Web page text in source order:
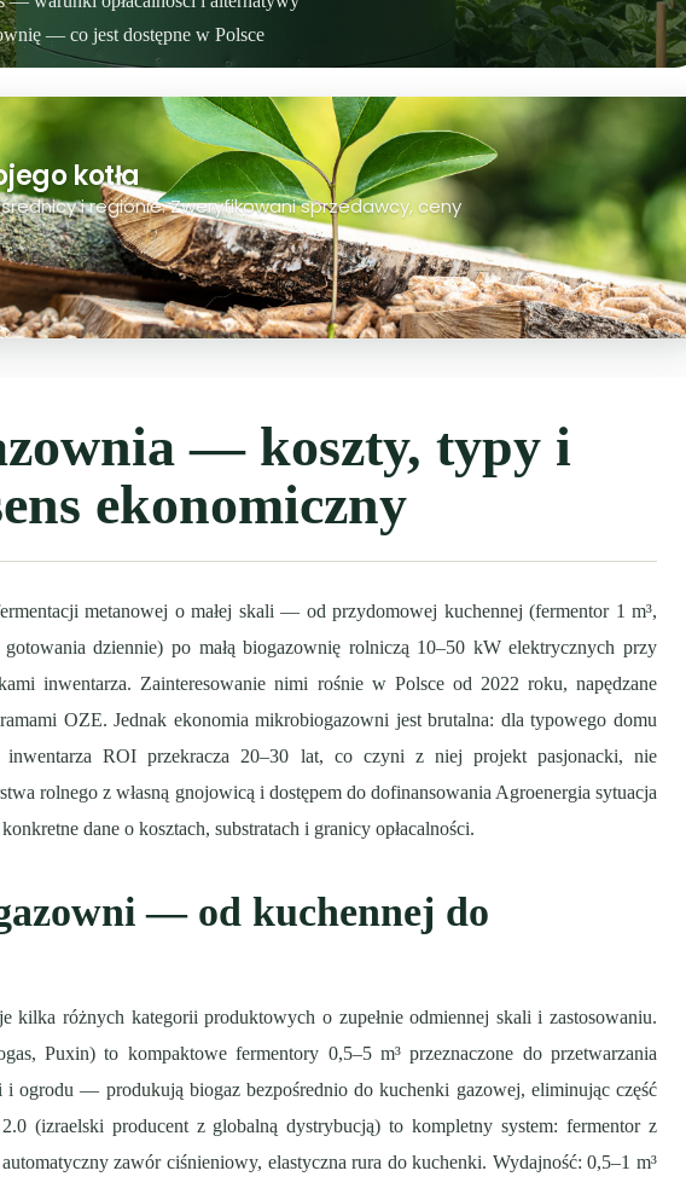
— co jest dostępne w Polsce
kotła
i regionie. Zweryfikowani sprzedawcy, ceny
— koszty, typy i
ekonomiczny
metanowej o małej skali — od przydomowej kuchennej (fermentor 1 m³,
dziennie) po małą biogazownię rolniczą 10–50 kW elektrycznych przy
inwentarza. Zainteresowanie nimi rośnie w Polsce od 2022 roku, napędzane
OZE. Jednak ekonomia mikrobiogazowni jest brutalna: dla typowego domu
inwentarza ROI przekracza 20–30 lat, co czyni z niej projekt pasjonacki, nie
rolnego z własną gnojowicą i dostępem do dofinansowania Agroenergia sytuacja
dane o kosztach, substratach i granicy opłacalności.
— od kuchennej do
kilka różnych kategorii produktowych o zupełnie odmiennej skali i zastosowaniu.
Puxin) to kompaktowe fermentory 0,5–5 m³ przeznaczone do przetwarzania
ogrodu — produkują biogaz bezpośrednio do kuchenki gazowej, eliminując część
(izraelski producent z globalną dystrybucją) to kompletny system: fermentor z
zawór ciśnieniowy, elastyczna rura do kuchenki. Wydajność: 0,5–1 m³